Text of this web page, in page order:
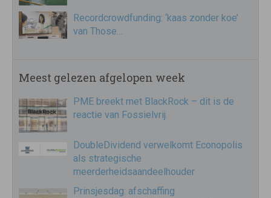
Recordcrowdfunding: ‘kaas zonder koe’
van Those…
Meest gelezen afgelopen week
PME breekt met BlackRock – dit is de
reactie van Fossielvrij
DoubleDividend verwelkomt Econopolis
als strategische
meerderheidsaandeelhouder
Prinsjesdag: afschaffing